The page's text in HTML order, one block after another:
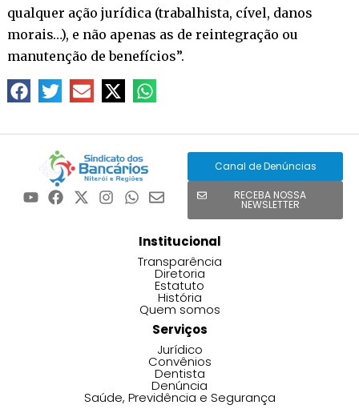
qualquer ação jurídica (trabalhista, cível, danos
morais…), e não apenas as de reintegração ou
manutenção de benefícios”.
Canal de Denúncias
RECEBA NOSSA
NEWSLETTER
Institucional
Transparência
Diretoria
Estatuto
História
Quem somos
Serviços
Jurídico
Convênios
Dentista
Denúncia
Saúde, Previdência e Segurança